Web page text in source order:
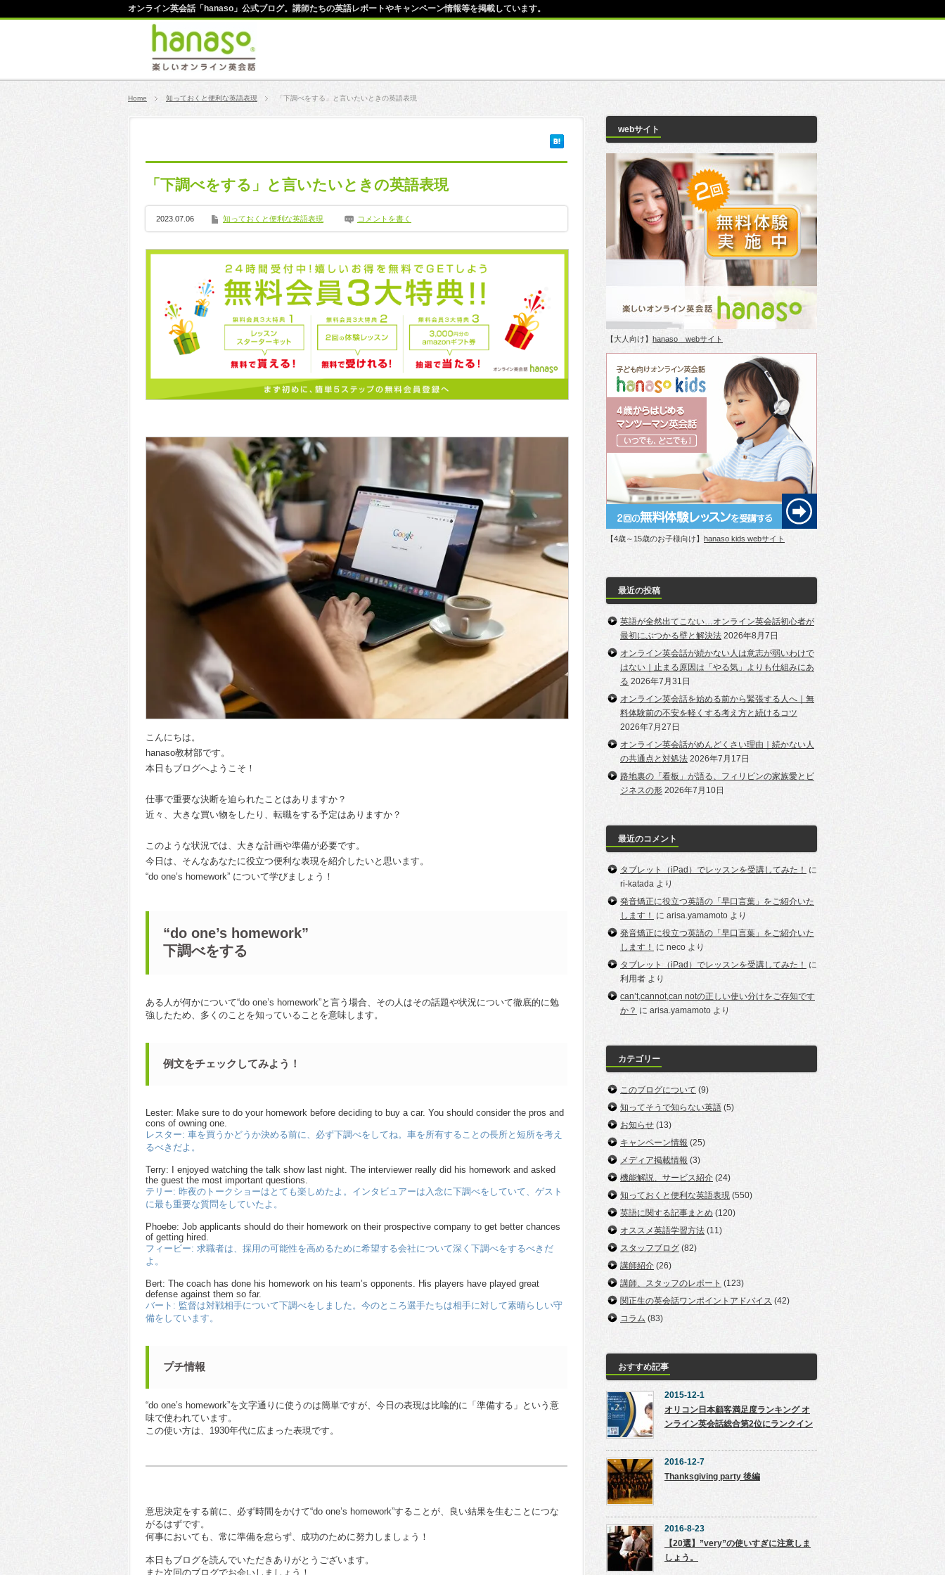
オンライン英会話「hanaso」公式ブログ。講師たちの英語レポートやキャンペーン情報等を掲載しています。
Home 知っておくと便利な英語表現 「下調べをする」と言いたいときの英語表現
「下調べをする」と言いたいときの英語表現
2023.07.06 知っておくと便利な英語表現 コメントを書く
こんにちは。
hanaso教材部です。
本日もブログへようこそ！
仕事で重要な決断を迫られたことはありますか？
近々、大きな買い物をしたり、転職をする予定はありますか？
このような状況では、大きな計画や準備が必要です。
今日は、そんなあなたに役立つ便利な表現を紹介したいと思います。
“do one’s homework” について学びましょう！
“do one’s homework”
下調べをする
ある人が何かについて“do one’s homework”と言う場合、その人はその話題や状況について徹底的に勉
強したため、多くのことを知っていることを意味します。
例文をチェックしてみよう！
Lester: Make sure to do your homework before deciding to buy a car. You should consider the pros and
cons of owning one.
レスター: 車を買うかどうか決める前に、必ず下調べをしてね。車を所有することの長所と短所を考え
るべきだよ。
Terry: I enjoyed watching the talk show last night. The interviewer really did his homework and asked
the guest the most important questions.
テリー: 昨夜のトークショーはとても楽しめたよ。インタビュアーは入念に下調べをしていて、ゲスト
に最も重要な質問をしていたよ。
Phoebe: Job applicants should do their homework on their prospective company to get better chances
of getting hired.
フィービー: 求職者は、採用の可能性を高めるために希望する会社について深く下調べをするべきだ
よ。
Bert: The coach has done his homework on his team’s opponents. His players have played great
defense against them so far.
バート: 監督は対戦相手について下調べをしました。今のところ選手たちは相手に対して素晴らしい守
備をしています。
プチ情報
“do one’s homework”を文字通りに使うのは簡単ですが、今日の表現は比喩的に「準備する」という意
味で使われています。
この使い方は、1930年代に広まった表現です。
意思決定をする前に、必ず時間をかけて“do one’s homework”することが、良い結果を生むことにつな
がるはずです。
何事においても、常に準備を怠らず、成功のために努力しましょう！
本日もブログを読んでいただきありがとうございます。
また次回のブログでお会いしましょう！
webサイト
【大人向け】 hanaso webサイト
【4歳～15歳のお子様向け】 hanaso kids webサイト
最近の投稿
英語が全然出てこない…オンライン英会話初心者が
最初にぶつかる壁と解決法 2026年8月7日
オンライン英会話が続かない人は意志が弱いわけで
はない｜止まる原因は「やる気」よりも仕組みにあ
る 2026年7月31日
オンライン英会話を始める前から緊張する人へ｜無
料体験前の不安を軽くする考え方と続けるコツ
2026年7月27日
オンライン英会話がめんどくさい理由｜続かない人
の共通点と対処法 2026年7月17日
路地裏の「看板」が語る、フィリピンの家族愛とビ
ジネスの形 2026年7月10日
最近のコメント
タブレット（iPad）でレッスンを受講してみた！
に
ri-katada より
発音矯正に役立つ英語の「早口言葉」をご紹介いた
します！
に arisa.yamamoto より
発音矯正に役立つ英語の「早口言葉」をご紹介いた
します！
に neco より
タブレット（iPad）でレッスンを受講してみた！
に
利用者 より
can’t,cannot,can notの正しい使い分けをご存知です
か？ に arisa.yamamoto より
カテゴリー
このブログについて (9)
知ってそうで知らない英語 (5)
お知らせ (13)
キャンペーン情報 (25)
メディア掲載情報 (3)
機能解説、サービス紹介 (24)
知っておくと便利な英語表現 (550)
英語に関する記事まとめ (120)
オススメ英語学習方法 (11)
スタッフブログ (82)
講師紹介 (26)
講師、スタッフのレポート (123)
関正生の英会話ワンポイントアドバイス (42)
コラム (83)
おすすめ記事
2015-12-1
オリコン日本顧客満足度ランキング オ
ンライン英会話総合第2位にランクイン
2016-12-7
Thanksgiving party 後編
2016-8-23
【20選】”very”の使いすぎに注意しま
しょう。